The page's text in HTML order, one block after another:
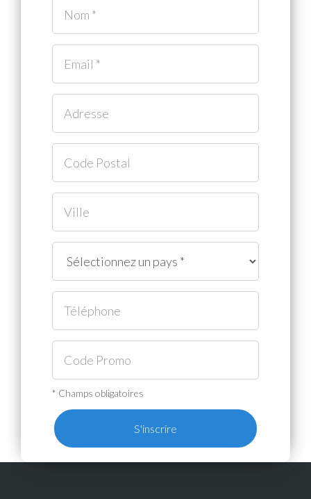
* Champs obligatoires
S'inscrire